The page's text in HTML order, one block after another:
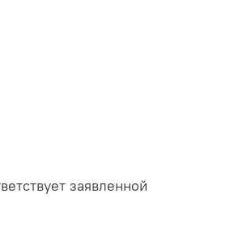
заявленной